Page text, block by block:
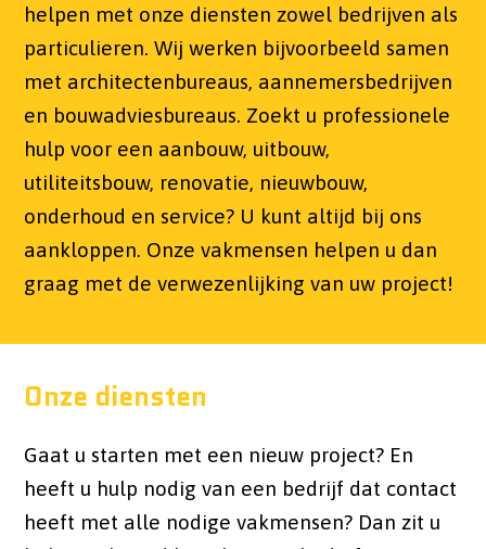
helpen met onze diensten zowel bedrijven als
particulieren. Wij werken bijvoorbeeld samen
met architectenbureaus, aannemersbedrijven
en bouwadviesbureaus. Zoekt u professionele
hulp voor een aanbouw, uitbouw,
utiliteitsbouw, renovatie, nieuwbouw,
onderhoud en service? U kunt altijd bij ons
aankloppen. Onze vakmensen helpen u dan
graag met de verwezenlijking van uw project!
Onze diensten
Gaat u starten met een nieuw project? En
heeft u hulp nodig van een bedrijf dat contact
heeft met alle nodige vakmensen? Dan zit u